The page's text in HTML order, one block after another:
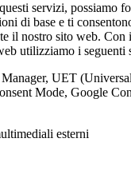
servizi, possiamo
di base e ti
il nostro sito web. Con
utilizziamo i seguenti
UET
Mode, Google
esterni